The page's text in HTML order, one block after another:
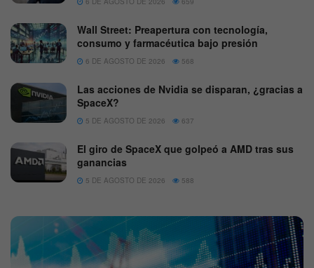
Wall Street: Preapertura con tecnología,
consumo y farmacéutica bajo presión
6 DE AGOSTO DE 2026 568
Las acciones de Nvidia se disparan, ¿gracias a
SpaceX?
5 DE AGOSTO DE 2026 637
El giro de SpaceX que golpeó a AMD tras sus
ganancias
5 DE AGOSTO DE 2026 588